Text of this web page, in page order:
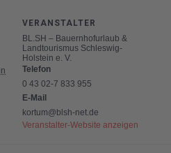
VERANSTALTER
BL.SH – Bauernhofurlaub &
Landtourismus Schleswig-
Holstein e. V.
Telefon
0 43 02-7 833 955
E-Mail
kortum@blsh-net.de
Veranstalter-Website anzeigen